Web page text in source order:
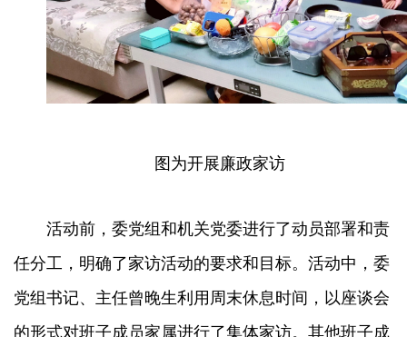
图为开展廉政家访
活动前，委党组和机关党委进行了动员部署和责
任分工，明确了家访活动的要求和目标。活动中，委
党组书记、主任曾晚生利用周末休息时间，以座谈会
的形式对班子成员家属进行了集体家访。其他班子成